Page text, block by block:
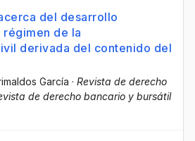
del desarrollo
de la
derivada del contenido del
García · Revista de derecho
de derecho bancario y bursátil